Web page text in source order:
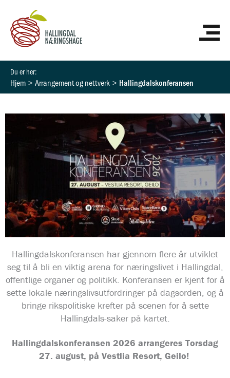
innholdet
Hjem Arrangement og nettverk Hallingdalskonferansen
Hallingdalskonferansen har gjennom flere år utviklet
seg til å bli en viktig arena for næringslivet i Hallingdal,
offentlige organer og politikk. Konferansen er kjent for å
sette lokale næringslivsutfordringer på dagsorden, og å
bringe rikspolitiske krefter på scenen for å sette
Hallingdals-saker på kartet.
Hallingdalskonferansen 2026 arrangeres Torsdag
27. august, på Vestlia Resort, Geilo!